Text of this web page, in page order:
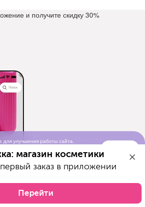
и получите скидку 30%
улучшения работы сайта.
магазин косметики
заказ в приложении
Перейти